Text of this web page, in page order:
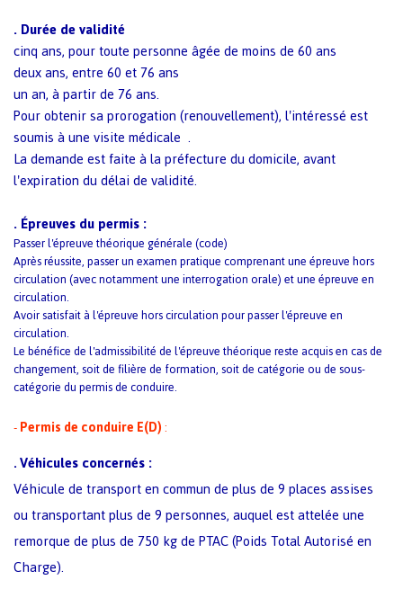
.Durée de validité
cinq ans, pour toute personne âgée de moins de 60 ans
deux ans, entre 60 et 76 ans
un an, à partir de 76 ans.
Pour obtenir sa prorogation (renouvellement), l'intéressé est
soumis à unevisite médicale .
La demande est faite à la préfecture du domicile, avant
l'expiration du délai de validité.
.Épreuves du permis :
Passer l'épreuve théorique générale (code)
Après réussite, passer un examen pratique comprenant une épreuve hors
circulation (avec notamment une interrogation orale) et une épreuve en
circulation.
Avoir satisfait à l'épreuve hors circulation pour passer l'épreuve en
circulation.
Le bénéfice de l'admissibilité de l'épreuve théorique reste acquis en cas de
changement, soit de filière de formation, soit de catégorie ou de sous-
catégorie du permis de conduire.
-Permis de conduire E(D):
.Véhicules concernés :
Véhicule de transport en commun de plus de 9 places assises
ou transportant plus de 9 personnes, auquel est attelée une
remorque de plus de 750 kg de PTAC (Poids Total Autorisé en
Charge).